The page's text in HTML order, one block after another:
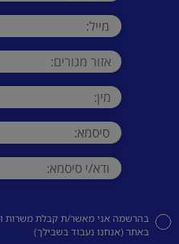
בהרשמה אני מאשר/ת קבלת משרות
באתר (אנחנו נעבוד בשבילך)